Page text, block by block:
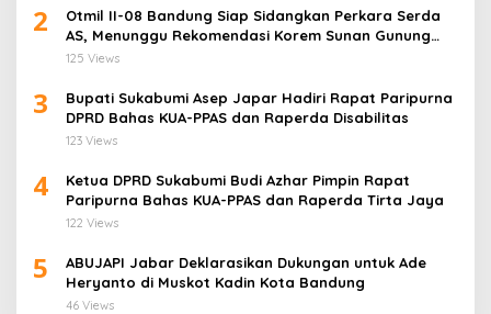
2
Otmil II-08 Bandung Siap Sidangkan Perkara Serda
AS, Menunggu Rekomendasi Korem Sunan Gunung
Jati Cirebon
125 Views
3
Bupati Sukabumi Asep Japar Hadiri Rapat Paripurna
DPRD Bahas KUA-PPAS dan Raperda Disabilitas
123 Views
4
Ketua DPRD Sukabumi Budi Azhar Pimpin Rapat
Paripurna Bahas KUA-PPAS dan Raperda Tirta Jaya
122 Views
5
ABUJAPI Jabar Deklarasikan Dukungan untuk Ade
Heryanto di Muskot Kadin Kota Bandung
46 Views